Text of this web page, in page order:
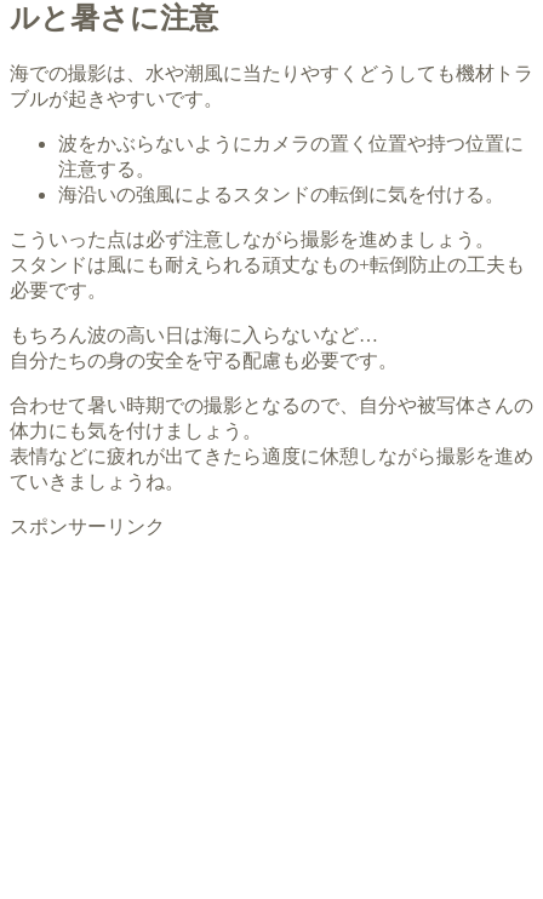
ルと暑さに注意
海での撮影は、水や潮風に当たりやすくどうしても機材トラ
ブルが起きやすいです。
波をかぶらないようにカメラの置く位置や持つ位置に
注意する。
海沿いの強風によるスタンドの転倒に気を付ける。
こういった点は必ず注意しながら撮影を進めましょう。
スタンドは風にも耐えられる頑丈なもの+転倒防止の工夫も
必要です。
もちろん波の高い日は海に入らないなど…
自分たちの身の安全を守る配慮も必要です。
合わせて暑い時期での撮影となるので、自分や被写体さんの
体力にも気を付けましょう。
表情などに疲れが出てきたら適度に休憩しながら撮影を進め
ていきましょうね。
スポンサーリンク